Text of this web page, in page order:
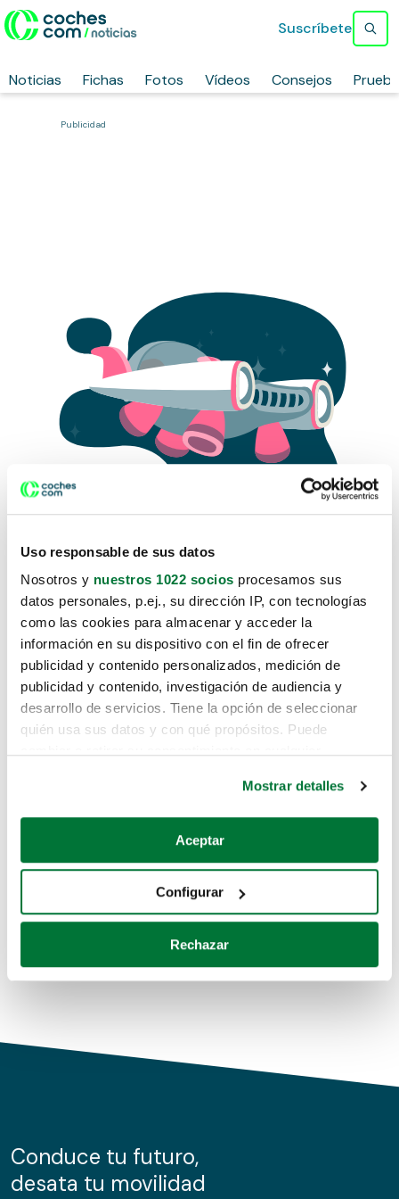
Uso responsable de sus datos
Nosotros y nuestros 1022 socios procesamos sus
datos personales, p.ej., su dirección IP, con tecnologías
como las cookies para almacenar y acceder la
información en su dispositivo con el fin de ofrecer
publicidad y contenido personalizados, medición de
publicidad y contenido, investigación de audiencia y
desarrollo de servicios. Tiene la opción de seleccionar
quién usa sus datos y con qué propósitos. Puede
Si lo permite, también quisiéramos:
Recopilar información sobre su ubicación geográfica
Identificar su dispositivo analizándolo activamente
para buscar características específicas (huellas
Obtenga más información sobre cómo se procesan sus
de cookies.
información sobre el uso que haga del sitio web con
nuestros partners de redes sociales, publicidad y análisis
Mostrar detalles
Aceptar
Configurar
Rechazar
Noticias Fichas Fotos Vídeos Consejos
Suscríbete
Publicidad
Lo sentimos, no sabemos como
te hemos traido hasta aquí.
Pero puedes encontrar el coche que estás
buscando en alguno de estos enlaces:
Coches de segunda mano
Coches de km0
Conduce tu futuro,
desata tu movilidad